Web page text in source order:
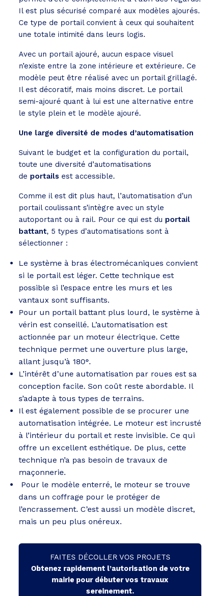
Il est plus sécurisé comparé aux modèles ajourés.
Ce type de portail convient à ceux qui souhaitent
une totale intimité dans leurs logis.
Avec un portail ajouré, aucun espace visuel
n’existe entre la zone intérieure et extérieure. Ce
modèle peut être réalisé avec un portail grillagé.
Il est décoratif, mais moins discret. Le portail
semi-ajouré quant à lui est une alternative entre
le style plein et le modèle ajouré.
Une large diversité de modes d’automatisation
Suivant le budget et la configuration du portail,
toute une diversité d’automatisations
de portails est accessible.
Comme il est dit plus haut, l’automatisation d’un
portail coulissant s’intègre avec un style
autoportant ou à rail. Pour ce qui est du portail
battant, 5 types d’automatisations sont à
sélectionner :
Le système à bras électromécaniques convient
si le portail est léger. Cette technique est
possible si l’espace entre les murs et les
vantaux sont suffisants.
Pour un portail battant plus lourd, le système à
vérin est conseillé. L’automatisation est
actionnée par un moteur électrique. Cette
technique permet une ouverture plus large,
allant jusqu’à 180°.
L’intérêt d’une automatisation par roues est sa
conception facile. Son coût reste abordable. Il
s’adapte à tous types de terrains.
Il est également possible de se procurer une
automatisation intégrée. Le moteur est incrusté
à l’intérieur du portail et reste invisible. Ce qui
offre un excellent esthétique. De plus, cette
technique n’a pas besoin de travaux de
maçonnerie.
Pour le modèle enterré, le moteur se trouve
dans un coffrage pour le protéger de
l’encrassement. C’est aussi un modèle discret,
mais un peu plus onéreux.
FAITES DÉCOLLER VOS PROJETS
Obtenez rapidement l’autorisation de votre
mairie pour débuter vos travaux
sereinement.